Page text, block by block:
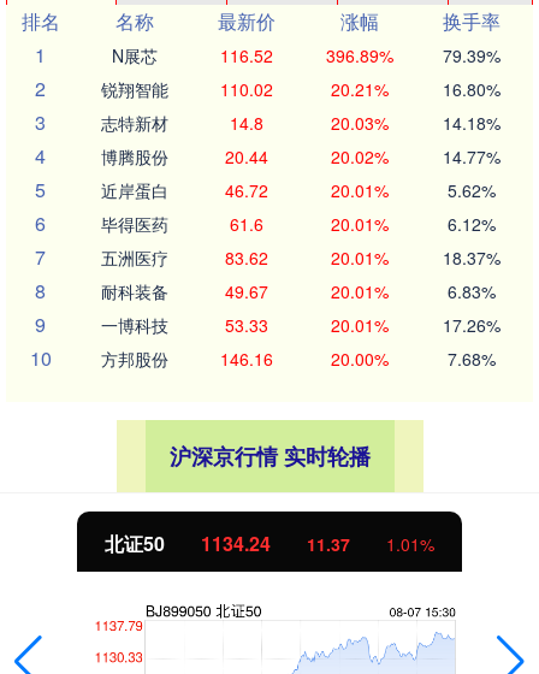
排名
名称 最新价 涨幅
换手率
1
N展芯 116.52 396.89% 79.39%
2 锐翔智能 110.02 20.21% 16.80%
3 志特新材 14.8 20.03% 14.18%
4 博腾股份 20.44 20.02% 14.77%
5 近岸蛋白 46.72 20.01% 5.62%
6 毕得医药 61.6 20.01% 6.12%
7 五洲医疗 83.62 20.01% 18.37%
8 耐科装备 49.67 20.01% 6.83%
9 一博科技 53.33 20.01% 17.26%
10 方邦股份 146.16 20.00% 7.68%
沪深京行情 实时轮播
北证50 1134.24 11.37 1.01%